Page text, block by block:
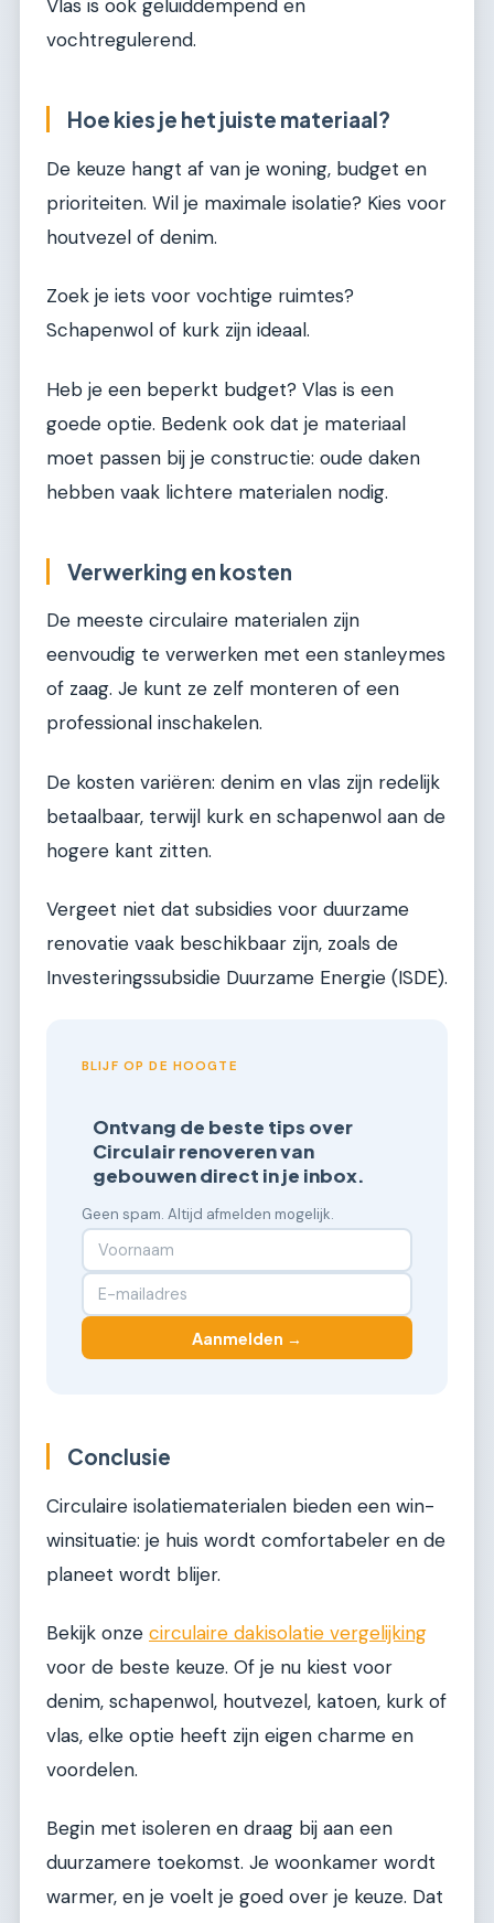
Vlas is ook geluiddempend en
vochtregulerend.
Hoe kies je het juiste materiaal?
De keuze hangt af van je woning, budget en
prioriteiten. Wil je maximale isolatie? Kies voor
houtvezel of denim.
Zoek je iets voor vochtige ruimtes?
Schapenwol of kurk zijn ideaal.
Heb je een beperkt budget? Vlas is een
goede optie. Bedenk ook dat je materiaal
moet passen bij je constructie: oude daken
hebben vaak lichtere materialen nodig.
Verwerking en kosten
De meeste circulaire materialen zijn
eenvoudig te verwerken met een stanleymes
of zaag. Je kunt ze zelf monteren of een
professional inschakelen.
De kosten variëren: denim en vlas zijn redelijk
betaalbaar, terwijl kurk en schapenwol aan de
hogere kant zitten.
Vergeet niet dat subsidies voor duurzame
renovatie vaak beschikbaar zijn, zoals de
Investeringssubsidie Duurzame Energie (ISDE).
BLIJF OP DE HOOGTE
Ontvang de beste tips over
Circulair renoveren van
gebouwen direct in je inbox.
Geen spam. Altijd afmelden mogelijk.
Aanmelden →
Conclusie
Circulaire isolatiematerialen bieden een win-
winsituatie: je huis wordt comfortabeler en de
planeet wordt blijer.
Bekijk onze circulaire dakisolatie vergelijking
voor de beste keuze. Of je nu kiest voor
denim, schapenwol, houtvezel, katoen, kurk of
vlas, elke optie heeft zijn eigen charme en
voordelen.
Begin met isoleren en draag bij aan een
duurzamere toekomst. Je woonkamer wordt
warmer, en je voelt je goed over je keuze. Dat